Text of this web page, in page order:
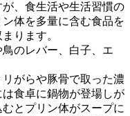
、食生活や生活習慣の
体を多量に含む食品を
ります。
のレバー、白子、エ
がらや豚骨で取った濃
食卓に鍋物が登場しが
とプリン体がスープに